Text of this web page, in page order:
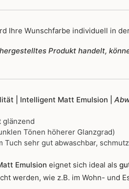
Ihre Wunschfarbe individuell in
Produkt handelt,
| Intelligent Matt Emulsion |
glänzend
Tönen höherer Glanzgrad)
Tuch sehr gut abwaschbar,
Emulsion eignet sich ideal als
werden, wie z.B. im Wohn- und